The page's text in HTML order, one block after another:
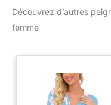
Découvrez d’autres
femme